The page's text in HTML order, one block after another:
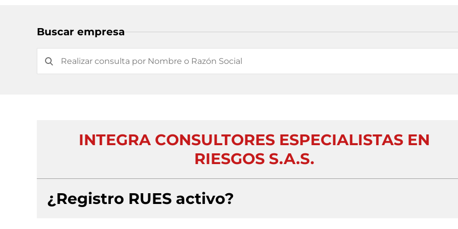
Buscar empresa
INTEGRA CONSULTORES ESPECIALISTAS EN
RIESGOS S.A.S.
¿Registro RUES activo?